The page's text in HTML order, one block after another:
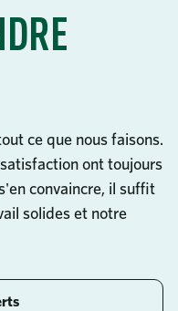
ce que nous faisons.
ont toujours
convaincre, il suffit
solides et notre